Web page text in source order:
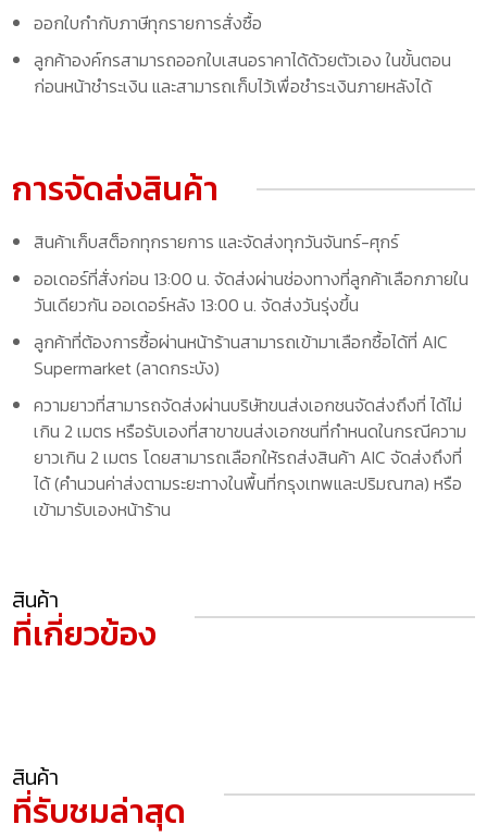
ออกใบกำกับภาษีทุกรายการสั่งซื้อ
ลูกค้าองค์กรสามารถออกใบเสนอราคาได้ด้วยตัวเอง ในขั้นตอน
ก่อนหน้าชำระเงิน และสามารถเก็บไว้เพื่อชำระเงินภายหลังได้
การจัดส่งสินค้า
สินค้าเก็บสต็อกทุกรายการ และจัดส่งทุกวันจันทร์-ศุกร์
ออเดอร์ที่สั่งก่อน 13:00 น. จัดส่งผ่านช่องทางที่ลูกค้าเลือกภายใน
วันเดียวกัน ออเดอร์หลัง 13:00 น. จัดส่งวันรุ่งขึ้น
ลูกค้าที่ต้องการซื้อผ่านหน้าร้านสามารถเข้ามาเลือกซื้อได้ที่ AIC
Supermarket (ลาดกระบัง)
ความยาวที่สามารถจัดส่งผ่านบริษัทขนส่งเอกชนจัดส่งถึงที่ ได้ไม่
เกิน 2 เมตร หรือรับเองที่สาขาขนส่งเอกชนที่กำหนดในกรณีความ
ยาวเกิน 2 เมตร โดยสามารถเลือกให้รถส่งสินค้า AIC จัดส่งถึงที่
ได้ (คำนวนค่าส่งตามระยะทางในพื้นที่กรุงเทพและปริมณฑล) หรือ
เข้ามารับเองหน้าร้าน
สินค้า
ที่เกี่ยวข้อง
สินค้า
ที่รับชมล่าสุด